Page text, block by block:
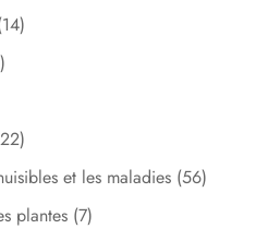
et les maladies (56)
plantes (7)